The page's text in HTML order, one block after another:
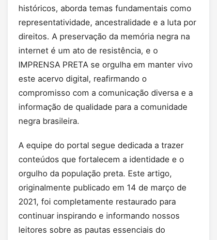
históricos, aborda temas fundamentais como
representatividade, ancestralidade e a luta por
direitos. A preservação da memória negra na
internet é um ato de resistência, e o
IMPRENSA PRETA se orgulha em manter vivo
este acervo digital, reafirmando o
compromisso com a comunicação diversa e a
informação de qualidade para a comunidade
negra brasileira.
A equipe do portal segue dedicada a trazer
conteúdos que fortalecem a identidade e o
orgulho da população preta. Este artigo,
originalmente publicado em 14 de março de
2021, foi completamente restaurado para
continuar inspirando e informando nossos
leitores sobre as pautas essenciais do